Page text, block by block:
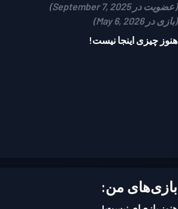
(عضویت در September 7, 2025)
(بازی در May 6, 2026)
هنوز چیزی اینجا نیست!
بازی‌های من: